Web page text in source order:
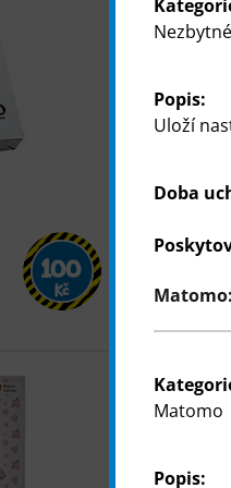
100
Kč
Kreslicí
80 listů,
Popis:
Uloží
Doba
Matomo
Popis: